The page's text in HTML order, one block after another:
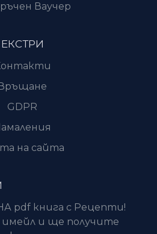
Ваучер
ЕКСТРИ
GDPR
на сайта
pdf книга с Рецепти!
и ще получите